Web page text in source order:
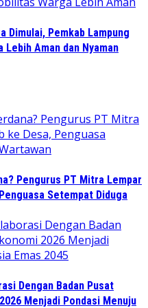
Dimulai, Pemkab Lampung
Aman dan Nyaman
Pengurus PT Mitra Lempar
Setempat Diduga
Dengan Badan Pusat
Menjadi Pondasi Menuju